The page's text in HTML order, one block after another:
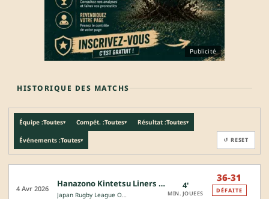
Publicité
HISTORIQUE DES MATCHS
Équipe :Toutes▾ Compét. :Toutes▾ Résultat :Toutes▾
Événements :Toutes▾ ↺ RESET
4 Avr 2026 Hanazono Kintetsu Liners - Osaka Red Hurricanes
Japan Rugby League One - Division 2
4'
MIN. JOUEES
36-31
DÉFAITE